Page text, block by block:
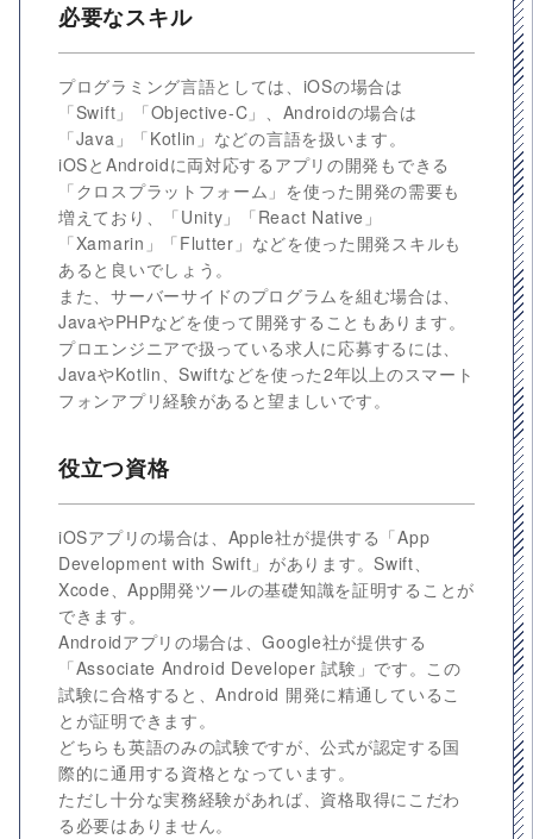
必要なスキル
プログラミング言語としては、iOSの場合は
「Swift」「Objective-C」、Androidの場合は
「Java」「Kotlin」などの言語を扱います。
iOSとAndroidに両対応するアプリの開発もできる
「クロスプラットフォーム」を使った開発の需要も
増えており、「Unity」「React Native」
「Xamarin」「Flutter」などを使った開発スキルも
あると良いでしょう。
また、サーバーサイドのプログラムを組む場合は、
JavaやPHPなどを使って開発することもあります。
プロエンジニアで扱っている求人に応募するには、
JavaやKotlin、Swiftなどを使った2年以上のスマート
フォンアプリ経験があると望ましいです。
役立つ資格
iOSアプリの場合は、Apple社が提供する「App
Development with Swift」があります。Swift、
Xcode、App開発ツールの基礎知識を証明することが
できます。
Androidアプリの場合は、Google社が提供する
「Associate Android Developer 試験」です。この
試験に合格すると、Android 開発に精通しているこ
とが証明できます。
どちらも英語のみの試験ですが、公式が認定する国
際的に通用する資格となっています。
ただし十分な実務経験があれば、資格取得にこだわ
る必要はありません。